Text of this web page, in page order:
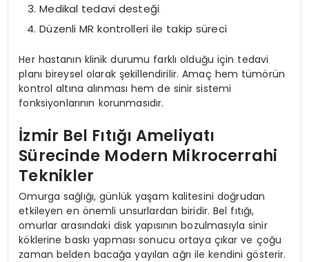
Medikal tedavi desteği
Düzenli MR kontrolleri ile takip süreci
Her hastanın klinik durumu farklı olduğu için tedavi
planı bireysel olarak şekillendirilir. Amaç hem tümörün
kontrol altına alınması hem de sinir sistemi
fonksiyonlarının korunmasıdır.
İzmir Bel Fıtığı Ameliyatı
Sürecinde Modern Mikrocerrahi
Teknikler
Omurga sağlığı, günlük yaşam kalitesini doğrudan
etkileyen en önemli unsurlardan biridir. Bel fıtığı,
omurlar arasındaki disk yapısının bozulmasıyla sinir
köklerine baskı yapması sonucu ortaya çıkar ve çoğu
zaman belden bacağa yayılan ağrı ile kendini gösterir.